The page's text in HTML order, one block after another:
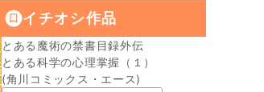
イチオシ作品
とある魔術の禁書目録外伝
とある科学の心理掌握（１）
(角川コミックス・エース)